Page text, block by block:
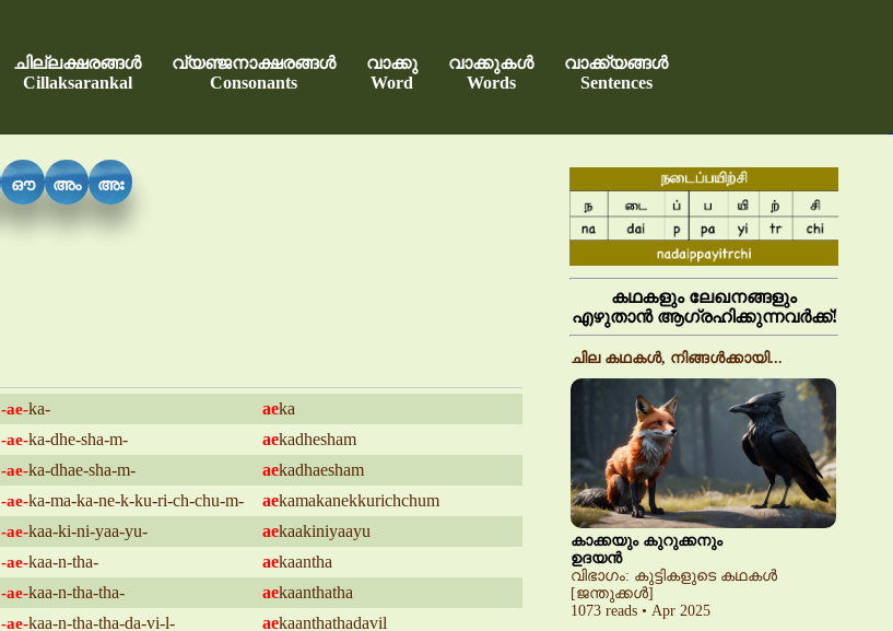
ചില്ലക്ഷരങ്ങൾ
Cillaksarankal
വ്യഞ്ജനാക്ഷരങ്ങൾ
Consonants
വാക്കു
Word
വാക്കുകൾ
Words
വാക്ക്യങ്ങൾ
Sentences
ഔ അം അഃ
-ae-ka- aeka
-ae-ka-dhe-sha-m- aekadhesham
-ae-ka-dhae-sha-m- aekadhaesham
-ae-ka-ma-ka-ne-k-ku-ri-ch-chu-m- aekamakanekkurichchum
-ae-kaa-ki-ni-yaa-yu- aekaakiniyaayu
-ae-kaa-n-tha- aekaantha
-ae-kaa-n-tha-tha- aekaanthatha
-ae-kaa-n-tha-tha-da-vi-l- aekaanthathadavil
കഥകളും ലേഖനങ്ങളും
എഴുതാൻ ആഗ്രഹിക്കുന്നവർക്ക്!
ചില കഥകൾ, നിങ്ങൾക്കായി...
കാക്കയും കുറുക്കനും
ഉദയൻ
വിഭാഗം: കുട്ടികളുടെ കഥകൾ
[ജന്തുക്കൾ]
1073 reads • Apr 2025